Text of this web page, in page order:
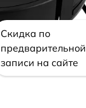
Скидка по
предварительной
записи на сайте